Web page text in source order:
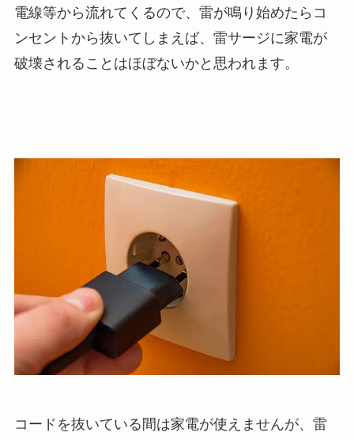
電線等から流れてくるので、雷が鳴り始めたらコ
ンセントから抜いてしまえば、雷サージに家電が
破壊されることはほぼないかと思われます。
コードを抜いている間は家電が使えませんが、雷